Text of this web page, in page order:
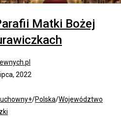
Matki Bożej
2022
/Polska/Województwo